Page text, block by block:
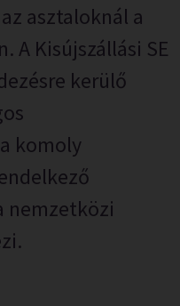
asztaloknál a
A Kisújszállási SE
kerülő
komoly
nemzetközi